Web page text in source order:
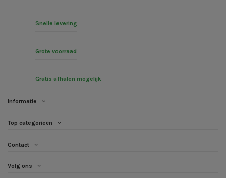
Snelle levering
Grote voorraad
Gratis afhalen mogelijk
Informatie
Top categorieën
Contact
Volg ons